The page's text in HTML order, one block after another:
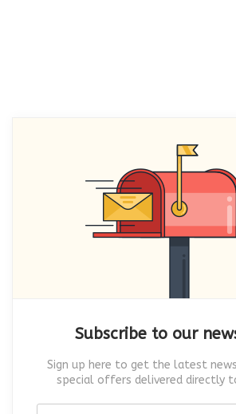
Subscribe to our
Sign up here to get the latest
special offers delivered directly